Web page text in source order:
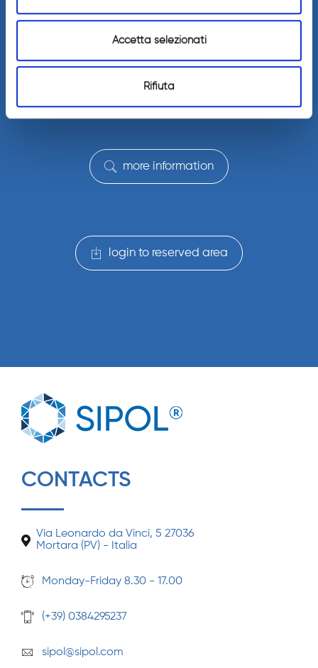
Accetta selezionati
Rifiuta
more information
login to reserved area
CONTACTS
Via Leonardo da Vinci, 5 27036
Mortara (PV) - Italia
Monday-Friday 8.30 - 17.00
(+39) 0384295237
sipol@sipol.com